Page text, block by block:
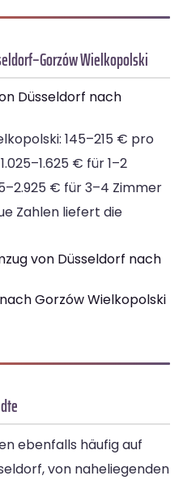
Wielkopolski
Düsseldorf nach
145–215 € pro
€ für 1–2
€ für 3–4 Zimmer
Zahlen liefert die
von Düsseldorf nach
Gorzów Wielkopolski
ebenfalls häufig auf
von naheliegenden